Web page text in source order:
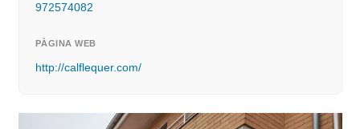
972574082
PÀGINA WEB
http://calflequer.com/